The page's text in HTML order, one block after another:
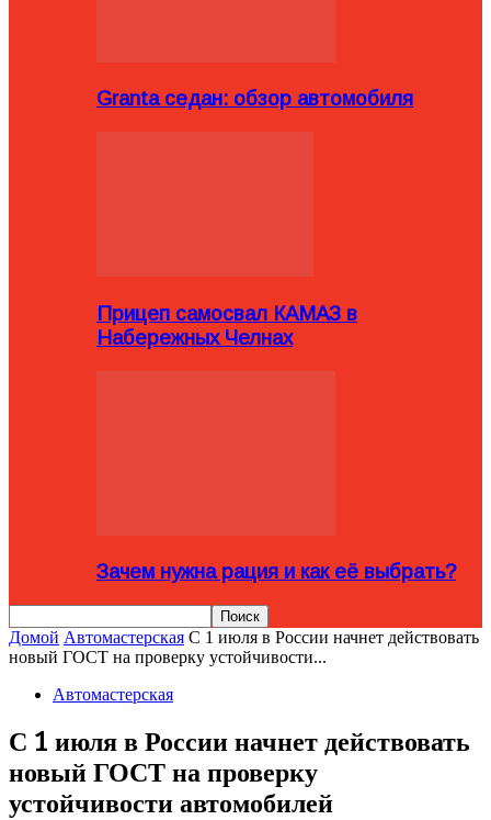
Granta седан: обзор автомобиля
Прицеп самосвал КАМАЗ в
Набережных Челнах
Зачем нужна рация и как её выбрать?
Домой Автомастерская С 1 июля в России начнет действовать
новый ГОСТ на проверку устойчивости...
Автомастерская
С 1 июля в России начнет действовать
новый ГОСТ на проверку
устойчивости автомобилей